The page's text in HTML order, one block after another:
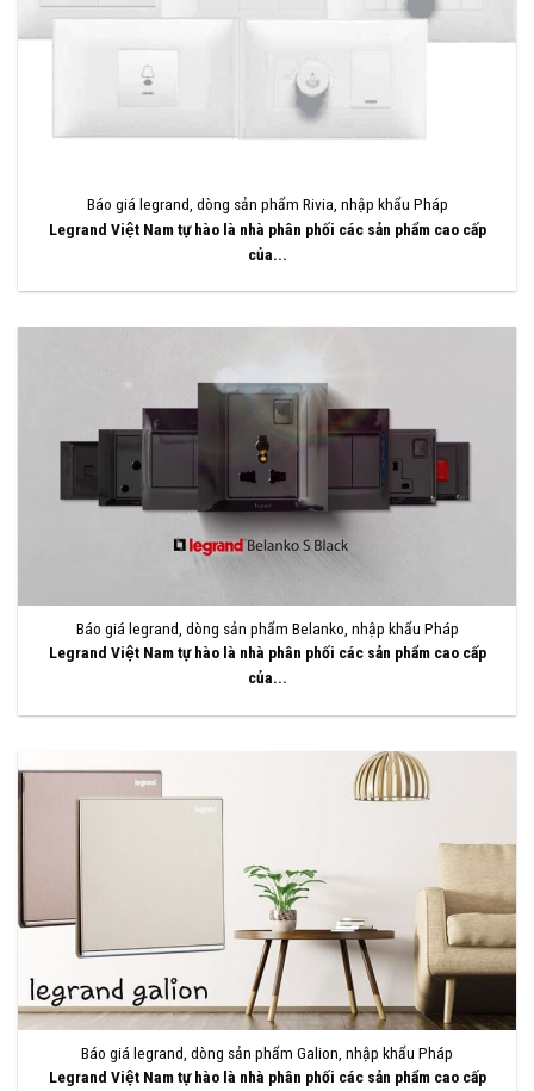
Báo giá legrand, dòng sản phẩm Rivia, nhập khẩu Pháp
Legrand Việt Nam tự hào là nhà phân phối các sản phẩm cao cấp
của...
Báo giá legrand, dòng sản phẩm Belanko, nhập khẩu Pháp
Legrand Việt Nam tự hào là nhà phân phối các sản phẩm cao cấp
của...
Báo giá legrand, dòng sản phẩm Galion, nhập khẩu Pháp
Legrand Việt Nam tự hào là nhà phân phối các sản phẩm cao cấp